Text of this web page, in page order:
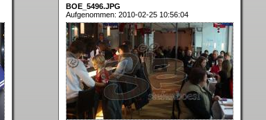
BOE_5496.JPG
Aufgenommen: 2010-02-25 10:56:04